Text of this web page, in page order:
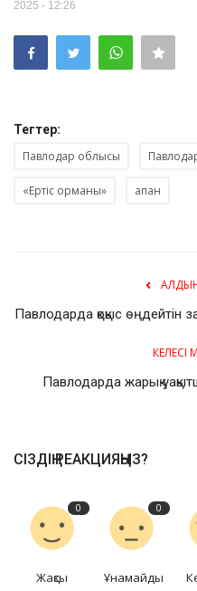
2025 - 12:26
Тегтер:
Павлодар облысы
«Ертіс орманы» апан
Павлодарда қоқыс өңдейтін
КЕЛЕСІ
Павлодарда жарық
СІЗДІҢ РЕАКЦИЯҢЫЗ?
0
Жақсы
0
Ұнамайды